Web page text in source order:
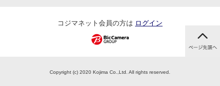
コジマネット会員の方は ログイン
Copyright (c) 2020 Kojima Co.,Ltd. All rights reserved.